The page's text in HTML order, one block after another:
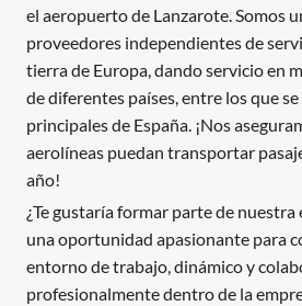
el aeropuerto de Lanzarote. Somos
proveedores independientes de
tierra de Europa, dando servicio en
de diferentes países, entre los que
principales de España. ¡Nos
aerolíneas puedan transportar
año!
¿Te gustaría formar parte de nuestra
una oportunidad apasionante para
entorno de trabajo, dinámico y
profesionalmente dentro de la